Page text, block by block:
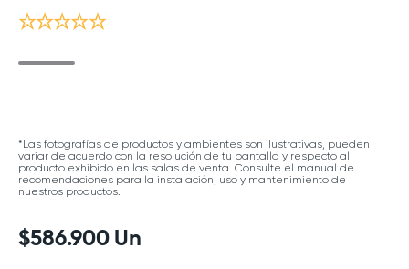
*Las fotografías de productos y ambientes son ilustrativas, pueden
variar de acuerdo con la resolución de tu pantalla y respecto al
producto exhibido en las salas de venta. Consulte el manual de
recomendaciones para la instalación, uso y mantenimiento de
nuestros productos.
$586.900 Un